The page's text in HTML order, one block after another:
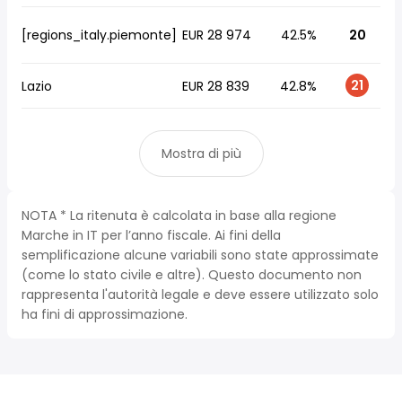
[regions_italy.piemonte] EUR 28 974 42.5% 20
Lazio EUR 28 839 42.8% 21
Mostra di più
NOTA * La ritenuta è calcolata in base alla regione
Marche in IT per l’anno fiscale. Ai fini della
semplificazione alcune variabili sono state approssimate
(come lo stato civile e altre). Questo documento non
rappresenta l'autorità legale e deve essere utilizzato solo
ha fini di approssimazione.